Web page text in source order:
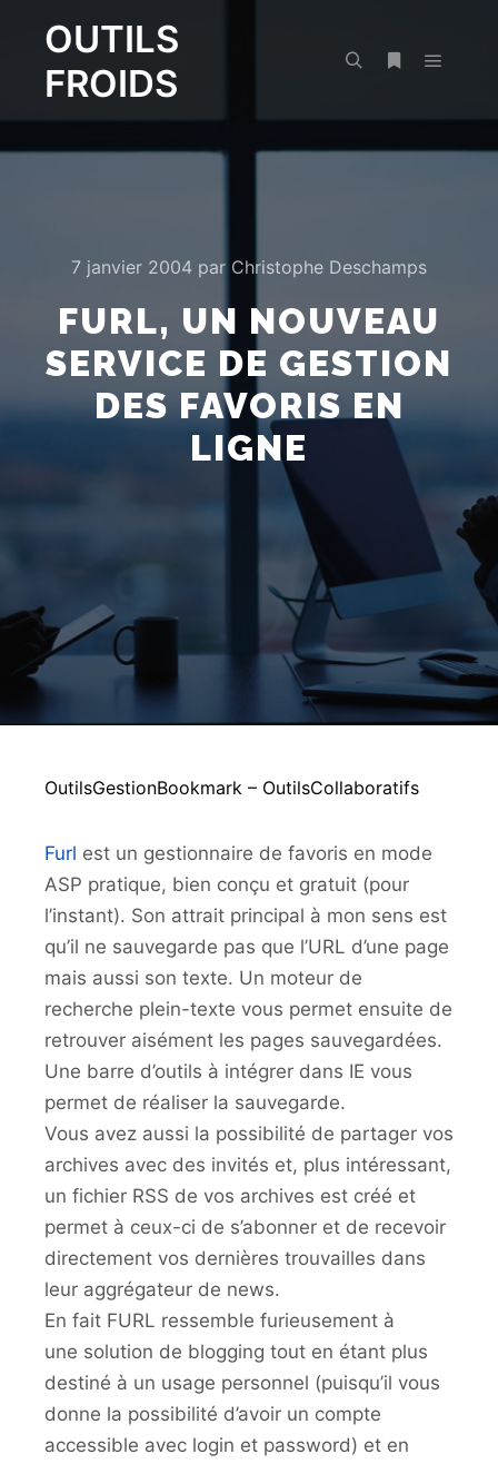
OUTILS
FROIDS
7 janvier 2004 par Christophe Deschamps
FURL, UN NOUVEAU
SERVICE DE GESTION
DES FAVORIS EN
LIGNE
OutilsGestionBookmark – OutilsCollaboratifs
Furl est un gestionnaire de favoris en mode
ASP pratique, bien conçu et gratuit (pour
l’instant). Son attrait principal à mon sens est
qu’il ne sauvegarde pas que l’URL d’une page
mais aussi son texte. Un moteur de
recherche plein-texte vous permet ensuite de
retrouver aisément les pages sauvegardées.
Une barre d’outils à intégrer dans IE vous
permet de réaliser la sauvegarde.
Vous avez aussi la possibilité de partager vos
archives avec des invités et, plus intéressant,
un fichier RSS de vos archives est créé et
permet à ceux-ci de s’abonner et de recevoir
directement vos dernières trouvailles dans
leur aggrégateur de news.
En fait FURL ressemble furieusement à
une solution de blogging tout en étant plus
destiné à un usage personnel (puisqu’il vous
donne la possibilité d’avoir un compte
accessible avec login et password) et en